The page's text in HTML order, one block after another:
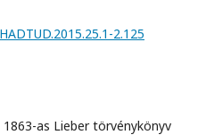
2.125
as Lieber törvénykönyv